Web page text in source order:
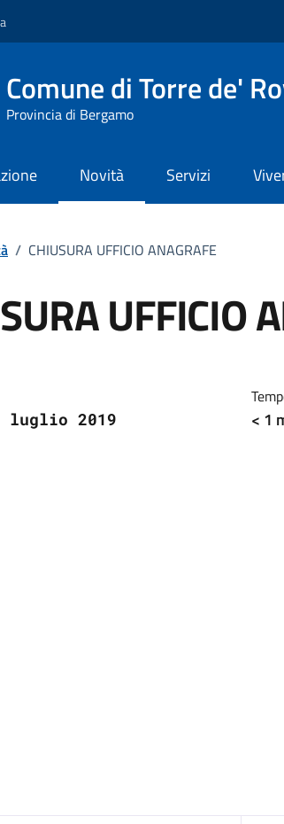
Comune di Torre de'
Provincia di Bergamo
Novità Servizi
/ CHIUSURA UFFICIO ANAGRAFE
UFFICIO
luglio 2019
< 1